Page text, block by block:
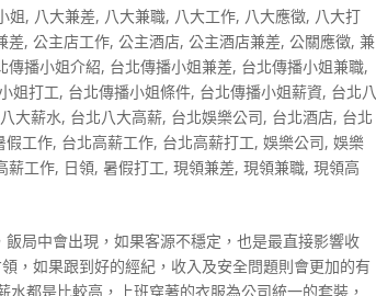
姐, 八大兼差, 八大兼職, 八大工作, 八大應徵, 八大打
差,公主店工作,公主酒店,公主酒店兼差,公關應徵,兼
傳播小姐介紹, 台北傳播小姐兼差, 台北傳播小姐兼職,
姐打工, 台北傳播小姐條件, 台北傳播小姐薪資, 台北八
大薪水, 台北八大高薪, 台北娛樂公司, 台北酒店, 台北
假工作, 台北高薪工作, 台北高薪打工,娛樂公司,娛樂
薪工作, 日領,暑假打工,現領兼差,現領兼職,現領高
局中會出現，如果客源不穩定，也是最直接影響收
，如果跟到好的經紀，收入及安全問題則會更加的有
都是比較高，上班穿著的衣服為公司統一的套裝，